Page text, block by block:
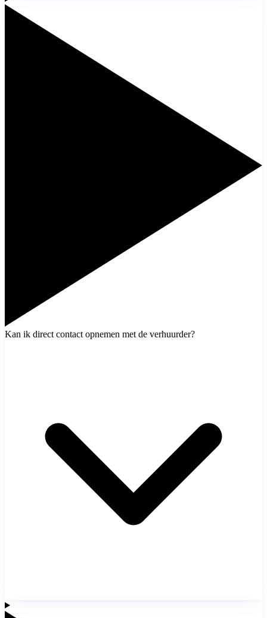
Kan ik direct contact opnemen met de verhuurder?